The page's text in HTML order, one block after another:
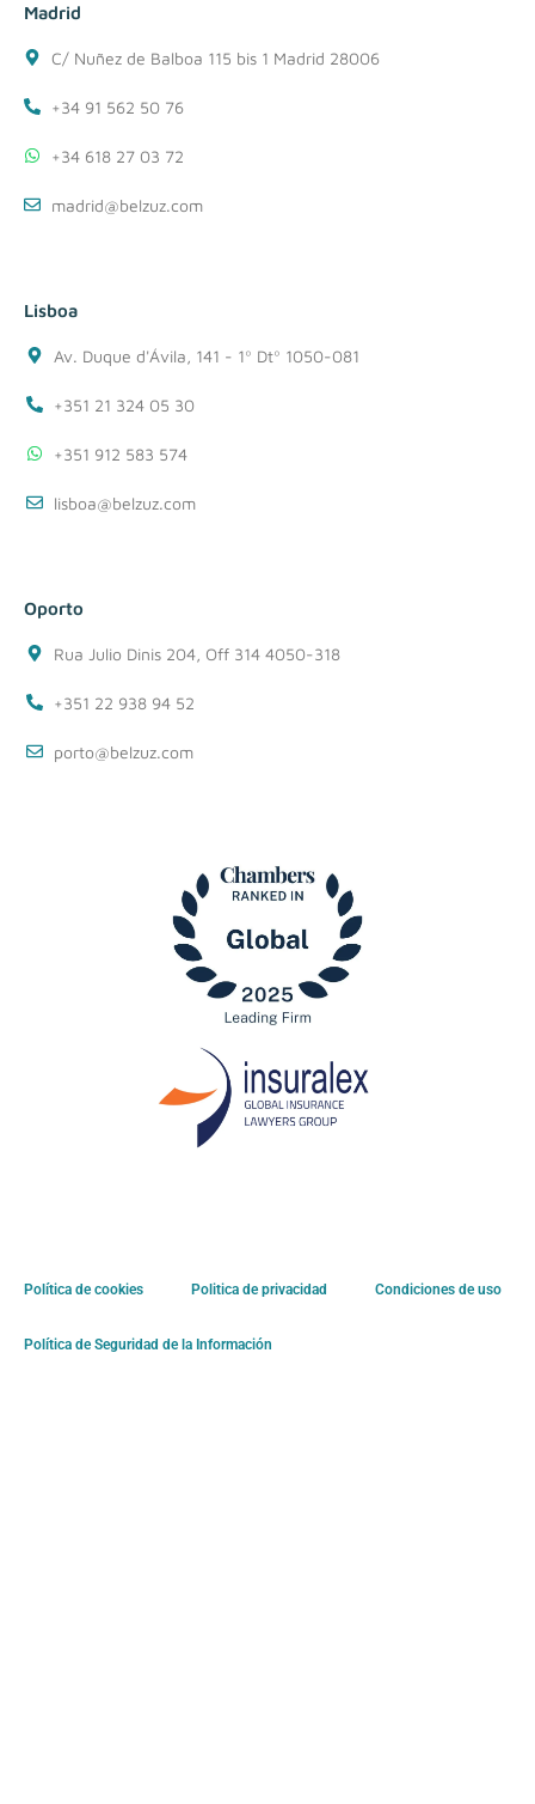
Madrid
C/ Nuñez de Balboa 115 bis 1 Madrid 28006
+34 91 562 50 76
+34 618 27 03 72
madrid@belzuz.com
Lisboa
Av. Duque d'Ávila, 141 - 1º Dtº 1050-081
+351 21 324 05 30
+351 912 583 574
lisboa@belzuz.com
Oporto
Rua Julio Dinis 204, Off 314 4050-318
+351 22 938 94 52
porto@belzuz.com
Política de cookies Politica de privacidad Condiciones de uso
Política de Seguridad de la Información